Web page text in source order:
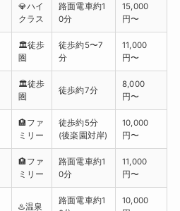
💎ハイ
クラス
路面電車約1
0分
15,000
円〜
🏛️徒歩
圏
徒歩約5〜7
分
11,000
円〜
🏛️徒歩
圏
徒歩約7分
8,000
円〜
🏨ファ
ミリー
徒歩約5分
(後楽園対岸)
10,000
円〜
🏨ファ
ミリー
路面電車約1
0分
11,000
円〜
♨️温泉
路面電車約1
10,000